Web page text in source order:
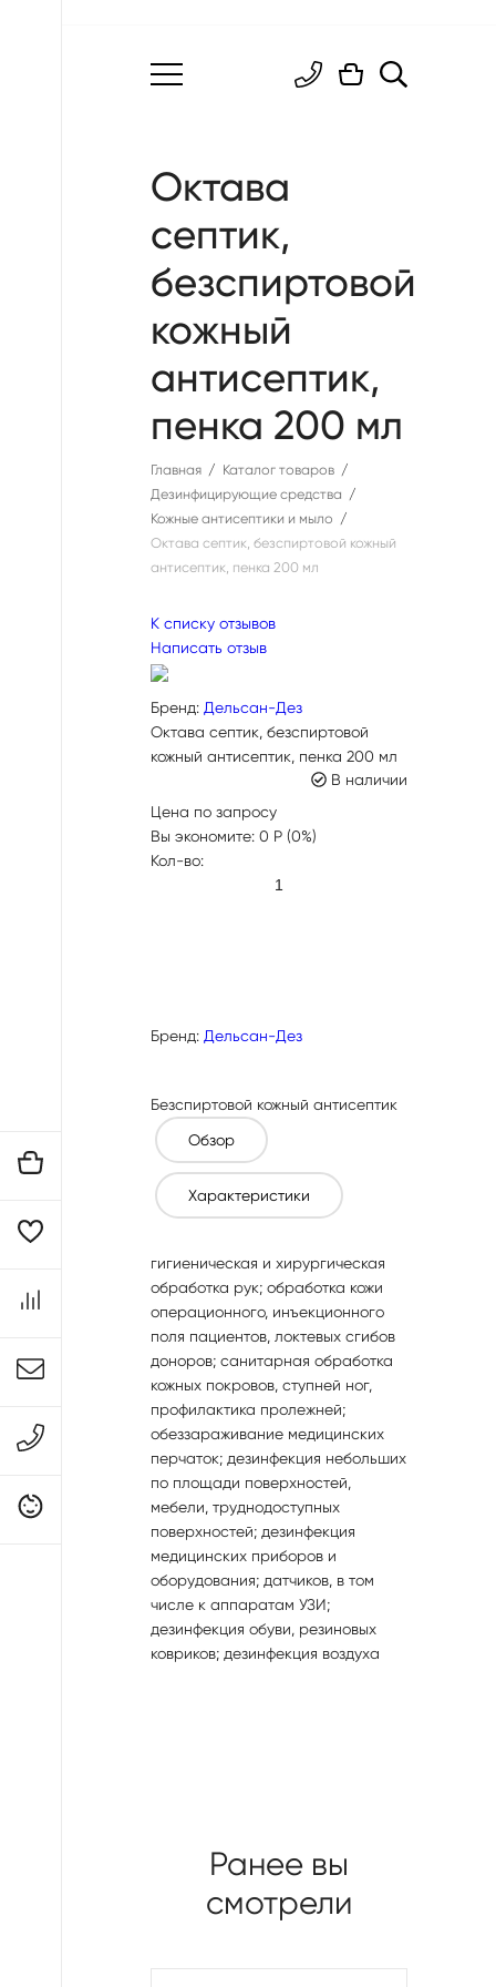
Октава
септик,
безспиртовой
кожный
антисептик,
пенка 200 мл
Главная
Каталог товаров
Дезинфицирующие средства
Кожные антисептики и мыло
Октава септик, безспиртовой кожный
антисептик, пенка 200 мл
К списку отзывов
Написать отзыв
Бренд: Дельсан-Дез
Октава септик, безспиртовой
кожный антисептик, пенка 200 мл
В наличии
Цена по запросу
Вы экономите: 0 (0%)
Кол-во:
Бренд: Дельсан-Дез
Безспиртовой кожный антисептик
Обзор
Характеристики
гигиеническая и хирургическая
обработка рук; обработка кожи
операционного, инъекционного
поля пациентов, локтевых сгибов
доноров; санитарная обработка
кожных покровов, ступней ног,
профилактика пролежней;
обеззараживание медицинских
перчаток; дезинфекция небольших
по площади поверхностей,
мебели, труднодоступных
поверхностей; дезинфекция
медицинских приборов и
оборудования; датчиков, в том
числе к аппаратам УЗИ;
дезинфекция обуви, резиновых
ковриков; дезинфекция воздуха
Ранее вы
смотрели